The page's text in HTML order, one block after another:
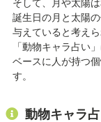
そして、月や太陽
誕生日の月と太陽
与えていると考えら
「動物キャラ占い
ベースに人が持つ
す。
動物キャラ